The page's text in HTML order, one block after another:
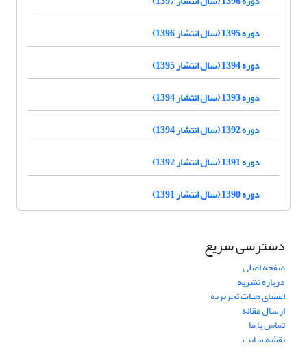
دوره 1395 (سال انتشار 1396)
دوره 1394 (سال انتشار 1395)
دوره 1393 (سال انتشار 1394)
دوره 1392 (سال انتشار 1394)
دوره 1391 (سال انتشار 1392)
دوره 1390 (سال انتشار 1391)
دسترسی سریع
صفحه اصلی
درباره نشریه
اعضای هیات تحریریه
ارسال مقاله
تماس با ما
نقشه سایت